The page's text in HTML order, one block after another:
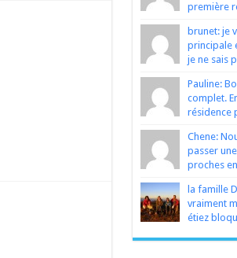
première
brunet: je
principale
je ne sais
Pauline:
complet.
résidence
Chene:
passer
proches
la famille
vraiment
étiez